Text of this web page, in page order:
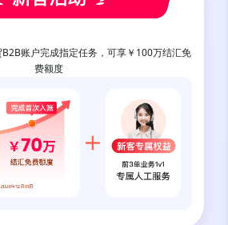
账户完成指定任务，可享￥100万结汇免
费额度